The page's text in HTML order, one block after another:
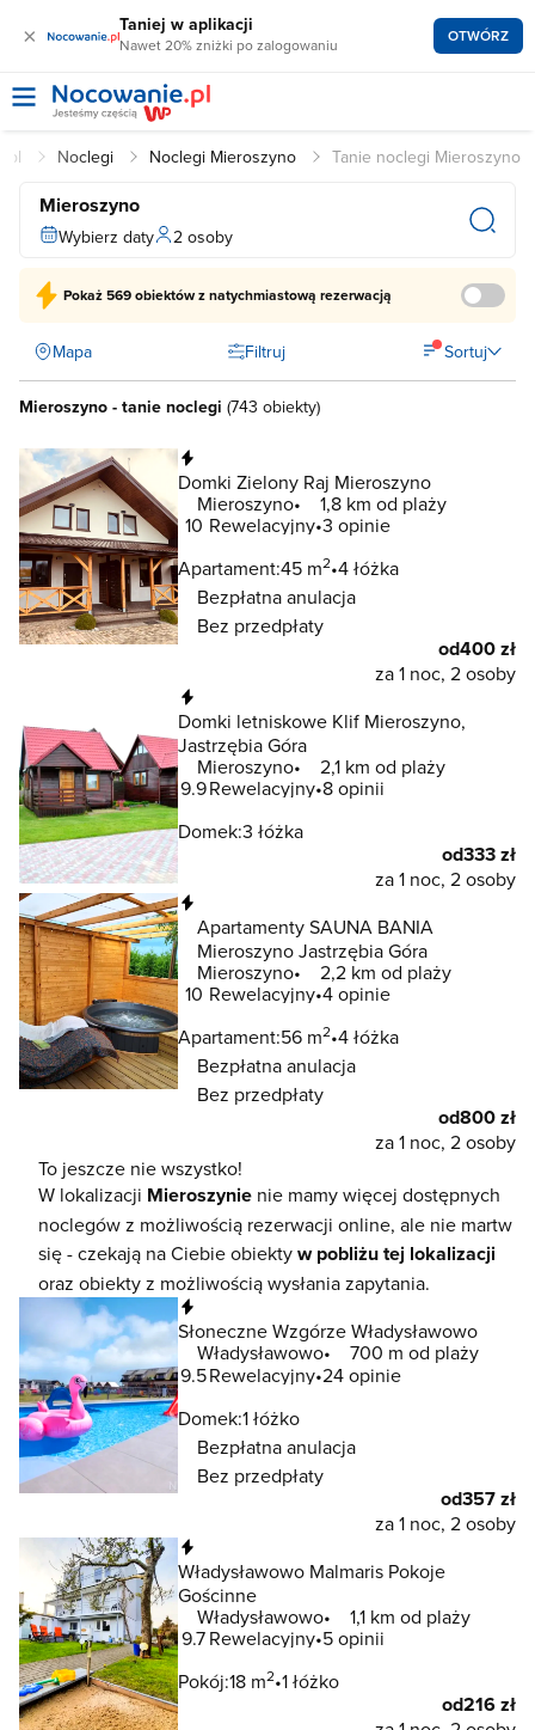
× Taniej w aplikacji
Nawet 20% zniżki po zalogowaniu OTWÓRZ
Noclegi Noclegi Mieroszyno Tanie noclegi Mieroszyno
Mieroszyno
Wybierz daty 2 osoby
Pokaż569 obiektówz natychmiastową rezerwacją
Mapa Filtruj Sortuj
Mieroszyno - tanie noclegi (743 obiekty)
Domki Zielony Raj Mieroszyno
Mieroszyno
1,8 km od plaży
10 Rewelacyjny 3 opinie
Apartament:45 m2 4 łóżka
Bezpłatna anulacja
Bez przedpłaty
od400 zł
za 1 noc, 2 osoby
Domki letniskowe Klif Mieroszyno,
Jastrzębia Góra
Mieroszyno
2,1 km od plaży
9.9Rewelacyjny 8 opinii
Domek:3 łóżka
od333 zł
za 1 noc, 2 osoby
Apartamenty SAUNA BANIA
Mieroszyno Jastrzębia Góra
Mieroszyno
2,2 km od plaży
10 Rewelacyjny 4 opinie
Apartament:56 m2 4 łóżka
Bezpłatna anulacja
Bez przedpłaty
od800 zł
za 1 noc, 2 osoby
To jeszcze nie wszystko!
W lokalizacji Mieroszynie nie mamy więcej dostępnych
noclegów z możliwością rezerwacji online, ale nie martw
się - czekają na Ciebie obiektyw pobliżu tej lokalizacji
oraz obiekty z możliwością wysłania zapytania.
Słoneczne Wzgórze Władysławowo
Władysławowo
700 m od plaży
9.5Rewelacyjny 24 opinie
Domek:1 łóżko
Bezpłatna anulacja
Bez przedpłaty
od357 zł
za 1 noc, 2 osoby
Władysławowo Malmaris Pokoje
Gościnne
Władysławowo
1,1 km od plaży
9.7Rewelacyjny 5 opinii
Pokój:18 m2 1 łóżko
od216 zł